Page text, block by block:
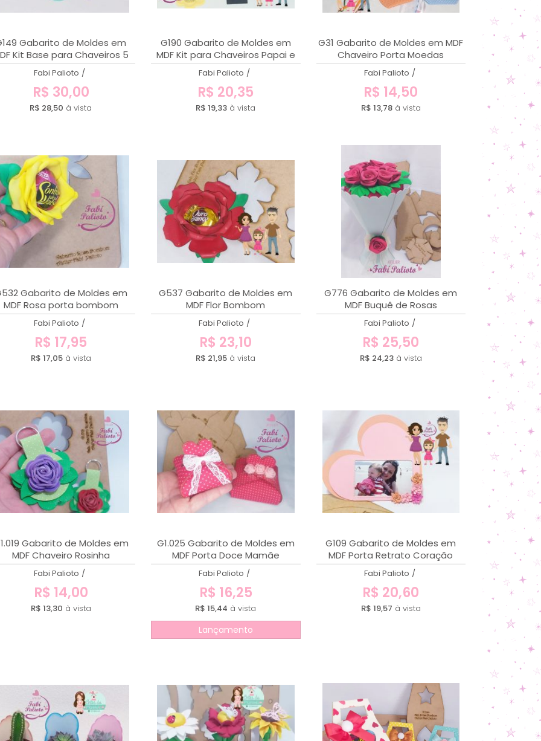
Gabarito de Moldes em
Kit Base para Chaveiros 5
modelos
Fabi Palioto /
R$ 30,00
R$ 28,50 à vista
G190 Gabarito de Moldes em
MDF Kit para Chaveiros Papai e
Mamãe
Fabi Palioto /
R$ 20,35
R$ 19,33 à vista
G31 Gabarito de Moldes em MDF
Chaveiro Porta Moedas
Fabi Palioto /
R$ 14,50
R$ 13,78à vista
Gabarito de Moldes em
MDF Rosa porta bombom
Fabi Palioto /
R$ 17,95
R$ 17,05à vista
G537 Gabarito de Moldes em
MDF Flor Bombom
Fabi Palioto /
R$ 23,10
R$ 21,95 à vista
G776 Gabarito de Moldes em
MDF Buquê de Rosas
Fabi Palioto /
R$ 25,50
R$ 24,23à vista
Gabarito de Moldes em
MDF Chaveiro Rosinha
Fabi Palioto /
R$ 14,00
R$ 13,30 à vista
G1.025 Gabarito de Moldes em
MDF Porta Doce Mamãe
Fabi Palioto /
R$ 16,25
R$ 15,44 à vista
Lançamento
G109 Gabarito de Moldes em
MDF Porta Retrato Coração
Fabi Palioto /
R$ 20,60
R$ 19,57 à vista